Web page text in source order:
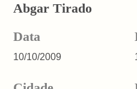
Abgar Tirado
Data
10/10/2009